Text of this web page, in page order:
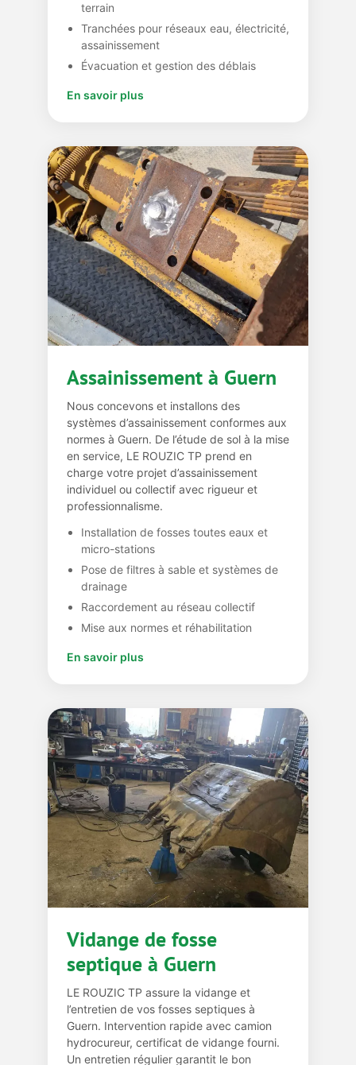
terrain
Tranchées pour réseaux eau, électricité,
assainissement
Évacuation et gestion des déblais
En savoir plus
Assainissement à Guern
Nous concevons et installons des
systèmes d’assainissement conformes aux
normes à Guern. De l’étude de sol à la mise
en service, LE ROUZIC TP prend en
charge votre projet d’assainissement
individuel ou collectif avec rigueur et
professionnalisme.
Installation de fosses toutes eaux et
micro-stations
Pose de filtres à sable et systèmes de
drainage
Raccordement au réseau collectif
Mise aux normes et réhabilitation
En savoir plus
Vidange de fosse
septique à Guern
LE ROUZIC TP assure la vidange et
l’entretien de vos fosses septiques à
Guern. Intervention rapide avec camion
hydrocureur, certificat de vidange fourni.
Un entretien régulier garantit le bon